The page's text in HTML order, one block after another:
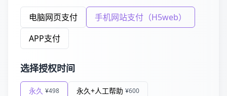
电脑网页支付
手机网站支付（H5web）
APP支付
选择授权时间
永久 ¥498 永久+人工帮助 ¥600